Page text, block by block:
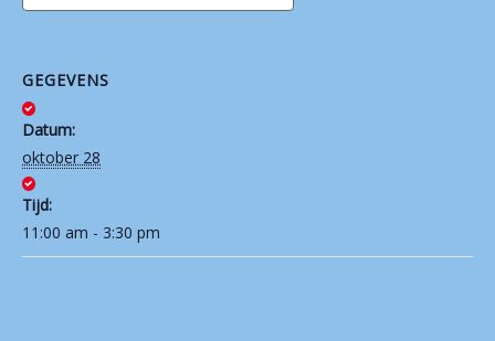
GEGEVENS
Datum:
oktober 28
Tijd:
11:00 am - 3:30 pm